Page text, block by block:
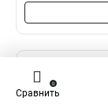
Сравнить
0